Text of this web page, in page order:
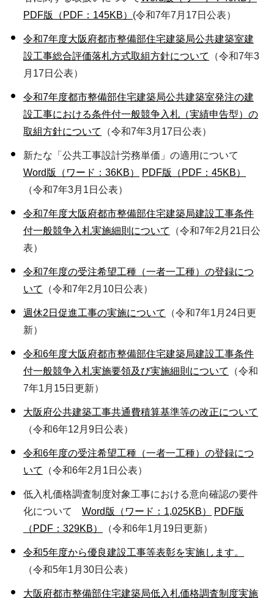
PDF版（PDF：145KB） (令和7年7月17日公表）
令和7年度大阪府都市整備部住宅建築局公共建築室建
設工事総合評価落札方式取組方針について
（令和7年3
月17日公表）
令和7年度都市整備部住宅建築局公共建築室発注の建
設工事における条件付一般競争入札（実績申告型）の
取組方針について
（令和7年3月17日公表）
新たな「公共工事設計労務単価」の適用について
Word版（ワード：36KB）
PDF版（PDF：45KB）
（令和7年3月1日公表）
令和7年度大阪府都市整備部住宅建築局建設工事条件
付一般競争入札実施細則について
（令和7年2月21日公
表）
令和7年度の受注希望工種（一者一工種）の登録につ
いて
（令和7年2月10日公表）
週休2日促進工事の実施について
（令和7年1月24日更
新）
令和6年度大阪府都市整備部住宅建築局建設工事条件
付一般競争入札実施要領及び実施細則について
（令和
7年1月15日更新）
大阪府公共建築工事共通費積算基準等の改正について
（令和6年12月9日公表）
令和6年度の受注希望工種（一者一工種）の登録につ
いて
（令和6年2月1日公表）
低入札価格調査制度対象工事における意向確認の要件
化について Word版（ワード：1,025KB）
PDF版
（PDF：329KB）
（令和6年1月19日更新）
令和5年度から優良建設工事等表彰を実施します。
（令和5年1月30日公表）
大阪府都市整備部住宅建築局低入札価格調査制度実施